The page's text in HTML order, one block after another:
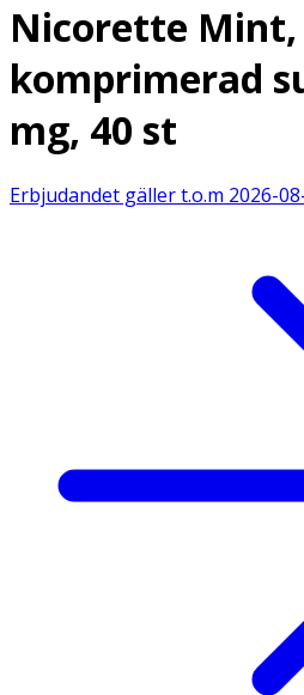
Nicorette Mint,
komprimerad
mg, 40 st
Erbjudandet gäller t.o.m 2026-